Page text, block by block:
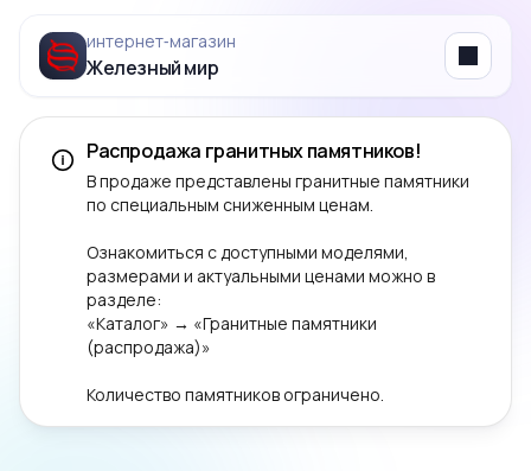
интернет‑магазин
Железный мир Menu
Распродажа гранитных памятников!
В продаже представлены гранитные памятники
по специальным сниженным ценам.
Ознакомиться с доступными моделями,
размерами и актуальными ценами можно в
разделе:
«Каталог» → «Гранитные памятники
(распродажа)»
Количество памятников ограничено.